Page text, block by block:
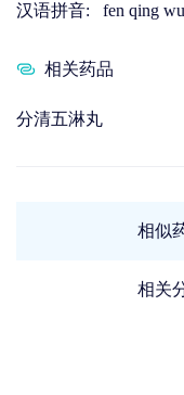
汉语拼音:
fen qing
相关药品
分清五淋丸
相似
相关